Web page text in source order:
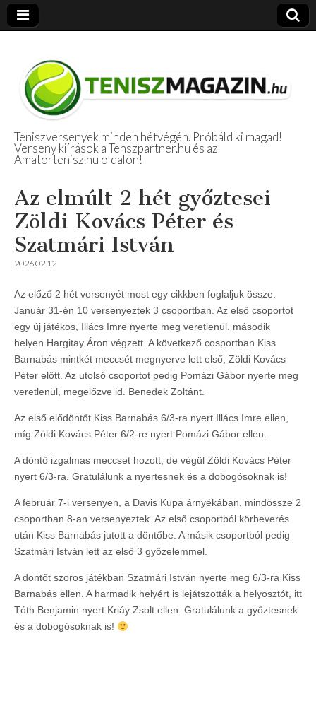
Amatőr Tenisz
Beszámolók
Teniszversenyek minden hétvégén. Próbáld ki magad!
Verseny kiírások a Tenszpartner.hu és az
Amatortenisz.hu oldalon!
Az elmúlt 2 hét győztesei
Zöldi Kovács Péter és
Szatmári István
2026.02.12
Az előző 2 hét versenyét most egy cikkben foglaljuk össze.
Január 31-én 10 versenyeztek 3 csoportban. Az első csoportot
egy új játékos, Illács Imre nyerte meg veretlenül. második
helyen Hargitay Áron végzett. A következő cosportban Kiss
Barnabás mintkét meccsét megnyerve lett első, Zöldi Kovács
Péter előtt. Az utolsó csoportot pedig Pomázi Gábor nyerte meg
veretlenül, megelőzve id. Benedek Zoltánt.
Az első elődöntőt Kiss Barnabás 6/3-ra nyert Illács Imre ellen,
míg Zöldi Kovács Péter 6/2-re nyert Pomázi Gábor ellen.
A döntő izgalmas meccset hozott, de végül Zöldi Kovács Péter
nyert 6/3-ra. Gratulálunk a nyertesnek és a dobogósoknak is!
A február 7-i versenyen, a Davis Kupa árnyékában, mindössze 2
csoportban 8-an versenyeztek. Az első csoportból körbeverés
után Kiss Barnabás jutott a döntőbe. A másik csoportból pedig
Szatmári István lett az első 3 győzelemmel.
A döntőt szoros játékban Szatmári István nyerte meg 6/3-ra Kiss
Barnabás ellen. A harmadik helyért is lejátszották a helyosztót, itt
Tóth Benjamin nyert Kriáy Zsolt ellen. Gratulálunk a győztesnek
és a dobogósoknak is!